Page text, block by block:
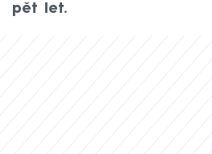
pět let.